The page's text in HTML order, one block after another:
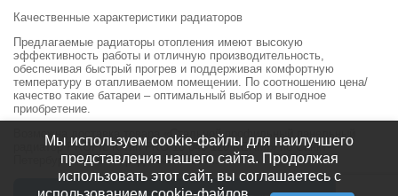
Качественные характеристики радиаторов
Предлагаемые радиаторы отопления имеют высокую
эффективность работы и отличную производительность,
обеспечивая быстрый прогрев и поддерживая комфортную
температуру в отапливаемом помещении. По соотношению цена/
качество такие батареи – оптимальный выбор и выгодное
приобретение.
Возможна доставка товара «Стальной профильный панельный
радиатор PROFIL K тип FKO 10 040 120 KERMI» по Санкт-
Петербургу и Ленинградской области.
Мы используем cookie-файлы для наилучшего
представления нашего сайта. Продолжая
использовать этот сайт, вы соглашаетесь с